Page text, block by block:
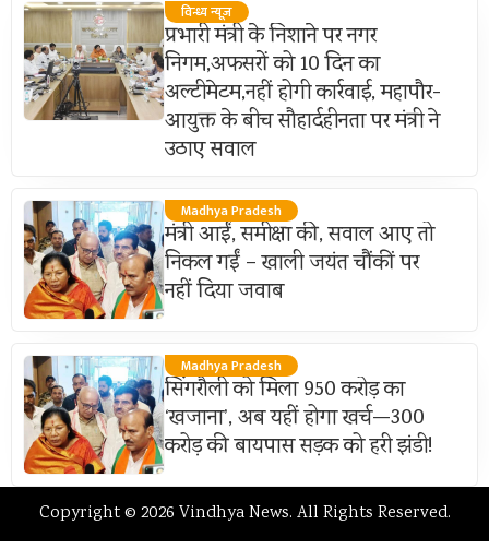
विन्ध्य न्यूज़
प्रभारी मंत्री के निशाने पर नगर
निगम,अफसरों को 10 दिन का
अल्टीमेटम,नहीं होगी कार्रवाई, महापौर-
आयुक्त के बीच सौहार्दहीनता पर मंत्री ने
उठाए सवाल
Madhya Pradesh
मंत्री आईं, समीक्षा की, सवाल आए तो
निकल गईं – खाली जयंत चौंकीं पर
नहीं दिया जवाब
Madhya Pradesh
सिंगरौली को मिला 950 करोड़ का
‘खजाना’, अब यहीं होगा खर्च—300
करोड़ की बायपास सड़क को हरी झंडी!
Copyright © 2026 Vindhya News. All Rights Reserved.